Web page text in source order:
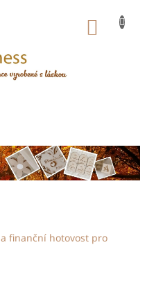
finanční hotovost pro